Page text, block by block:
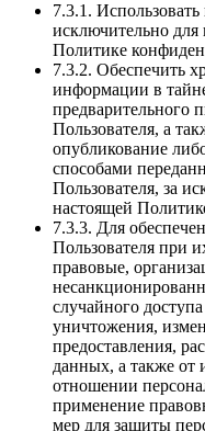
7.3.1.
исключительно для
Политике
7.3.2. Обеспечить
информации в
предварительного
Пользователя, а
опубликование
способами
Пользователя, за
настоящей
7.3.3. Для
Пользователя при
правовые,
случайного
уничтожения,
предоставления,
данных, а также от
отношении
применение
мер для защиты